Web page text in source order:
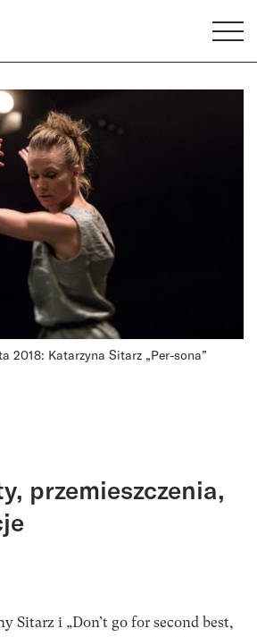
przemieszczenia,
Sitarz i „Don’t go for second best,
2018: Katarzyna Sitarz „Per-sona”